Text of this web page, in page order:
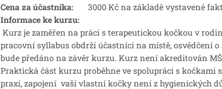
Cena za účastníka: 3000 Kč na základě vystavené
Informace ke kurzu:
Kurz je zaměřen na práci s terapeutickou kočkou v
pracovní syllabus obdrží účastníci na místě, osvědčení
bude předáno na závěr kurzu. Kurz není akreditován
Praktická část kurzu proběhne ve spolupráci s kočkami
praxí,zapojení vaší vlastní kočky není z hygienických